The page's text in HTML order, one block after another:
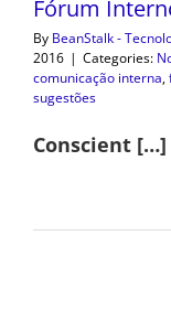
Fórum
By BeanStalk -
2016 | Categories:
comunicação interna,
sugestões
Conscient […]